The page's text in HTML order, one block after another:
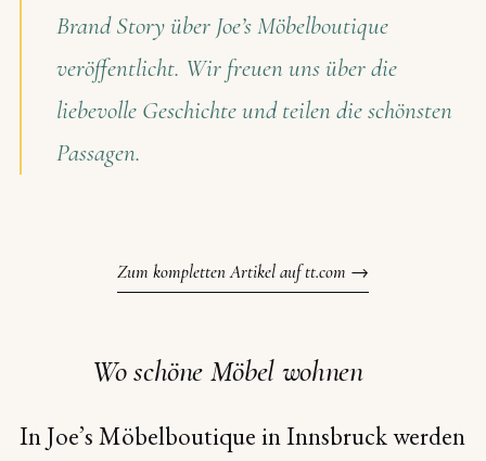
Brand Story über Joe’s Möbelboutique
veröffentlicht. Wir freuen uns über die
liebevolle Geschichte und teilen die schönsten
Passagen.
Zum kompletten Artikel auf tt.com →
Wo schöne Möbel wohnen
In Joe’s Möbelboutique in Innsbruck werden